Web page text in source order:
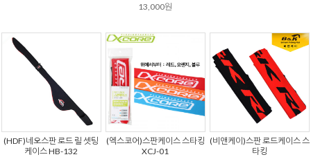
13,000원
(HDF)네오스판 로드 릴 셋팅
케이스 HB-132
(엑스코어)스판케이스 스타킹
XCJ-01
(비앤케이)스판 로드케이스 스
타킹